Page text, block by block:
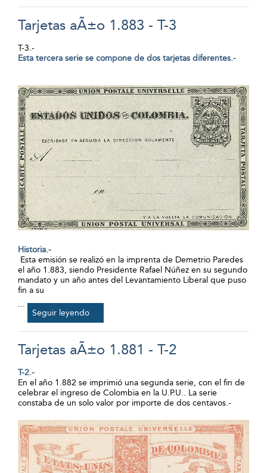
Tarjetas aÃ±o 1.883 - T-3
T-3.-
Esta tercera serie se compone de dos tarjetas diferentes.-
Historia.-
Esta emisión se realizó en la imprenta de Demetrio Paredes
el año 1.883, siendo Presidente Rafael Núñez en su segundo
mandato y un año antes del Levantamiento Liberal que puso
fin a su
...
Seguir leyendo
Tarjetas aÃ±o 1.881 - T-2
T-2.-
En el año 1.882 se imprimió una segunda serie, con el fin de
celebrar el ingreso de Colombia en la U.P.U.. La serie
constaba de un solo valor por importe de dos centavos.-